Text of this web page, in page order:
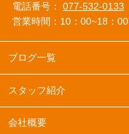
電話番号： 077-532-0133
営業時間：10：00~18：00
ブログ一覧
スタッフ紹介
会社概要